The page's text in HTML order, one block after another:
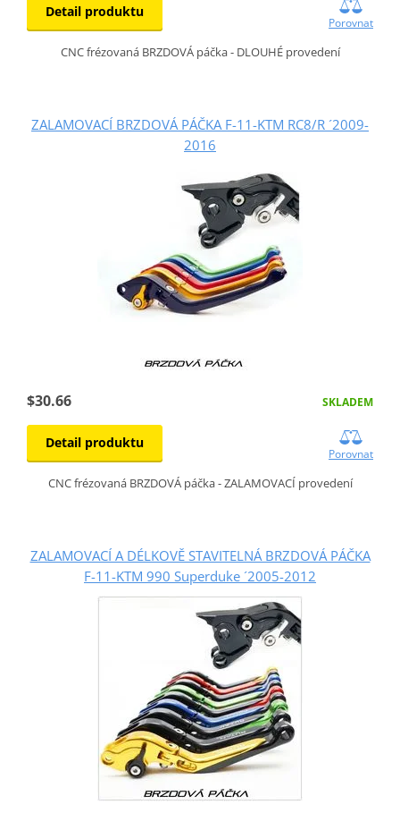
Detail produktu
Porovnat
CNC frézovaná BRZDOVÁ páčka - DLOUHÉ provedení
ZALAMOVACÍ BRZDOVÁ PÁČKA F-11-KTM RC8/R ´2009-
2016
$30.66 SKLADEM
Detail produktu
Porovnat
CNC frézovaná BRZDOVÁ páčka - ZALAMOVACÍ provedení
ZALAMOVACÍ A DÉLKOVĚ STAVITELNÁ BRZDOVÁ PÁČKA
F-11-KTM 990 Superduke ´2005-2012